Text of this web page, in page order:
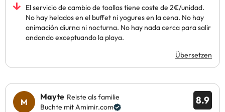
El servicio de cambio de toallas tiene coste de 2€/unidad.
No hay helados en el buffet ni yogures en la cena. No hay
animación diurna ni nocturna. No hay nada cerca para salir
andando exceptuando la playa.
Übersetzen
8.9
Mayte Reiste als familie
Buchte mit Amimir.com